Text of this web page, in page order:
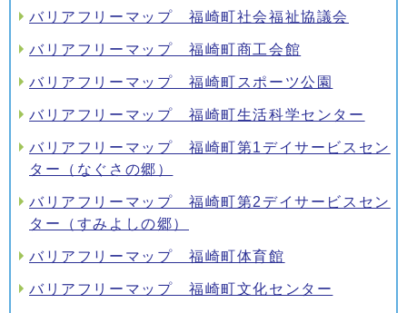
バリアフリーマップ 福崎町社会福祉協議会
バリアフリーマップ 福崎町商工会館
バリアフリーマップ 福崎町スポーツ公園
バリアフリーマップ 福崎町生活科学センター
バリアフリーマップ 福崎町第1デイサービスセン
ター（なぐさの郷）
バリアフリーマップ 福崎町第2デイサービスセン
ター（すみよしの郷）
バリアフリーマップ 福崎町体育館
バリアフリーマップ 福崎町文化センター